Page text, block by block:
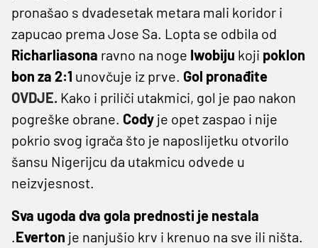
pronašao s dvadesetak metara mali koridor i
zapucao prema Jose Sa. Lopta se odbila od
Richarliasona ravno na noge Iwobiju koji poklon
bon za 2:1 unovčuje iz prve. Gol pronađite
OVDJE. Kako i priliči utakmici, gol je pao nakon
pogreške obrane. Cody je opet zaspao i nije
pokrio svog igrača što je naposlijetku otvorilo
šansu Nigerijcu da utakmicu odvede u
neizvjesnost.
Sva ugoda dva gola prednosti je nestala
.Everton je nanjušio krv i krenuo na sve ili ništa.